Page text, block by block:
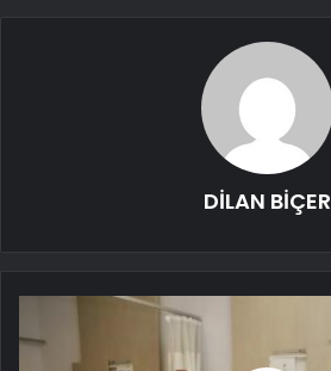
DİLAN BİÇER